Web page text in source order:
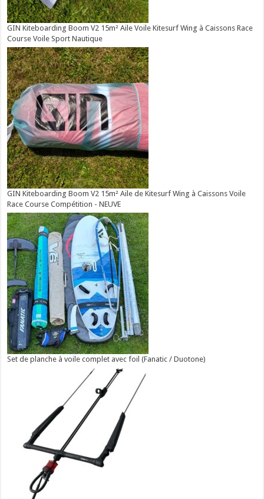
GIN Kiteboarding Boom V2 15m² Aile Voile Kitesurf Wing à Caissons Race
Course Voile Sport Nautique
GIN Kiteboarding Boom V2 15m² Aile de Kitesurf Wing à Caissons Voile
Race Course Compétition - NEUVE
Set de planche à voile complet avec foil (Fanatic / Duotone)